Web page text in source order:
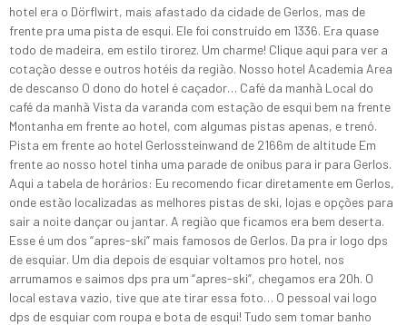
hotel era o Dörflwirt, mais afastado da cidade de Gerlos, mas de
frente pra uma pista de esqui. Ele foi construído em 1336. Era quase
todo de madeira, em estilo tirorez. Um charme! Clique aqui para ver a
cotação desse e outros hotéis da região. Nosso hotel Academia Area
de descanso O dono do hotel é caçador… Café da manhã Local do
café da manhã Vista da varanda com estação de esqui bem na frente
Montanha em frente ao hotel, com algumas pistas apenas, e trenó.
Pista em frente ao hotel Gerlossteinwand de 2166m de altitude Em
frente ao nosso hotel tinha uma parade de onibus para ir para Gerlos.
Aqui a tabela de horários: Eu recomendo ficar diretamente em Gerlos,
onde estão localizadas as melhores pistas de ski, lojas e opções para
sair a noite dançar ou jantar. A região que ficamos era bem deserta.
Esse é um dos “apres-ski” mais famosos de Gerlos. Da pra ir logo dps
de esquiar. Um dia depois de esquiar voltamos pro hotel, nos
arrumamos e saimos dps pra um “apres-ski”, chegamos era 20h. O
local estava vazio, tive que ate tirar essa foto… O pessoal vai logo
dps de esquiar com roupa e bota de esqui! Tudo sem tomar banho